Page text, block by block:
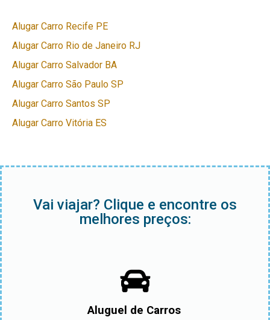
Alugar Carro Recife PE
Alugar Carro Rio de Janeiro RJ
Alugar Carro Salvador BA
Alugar Carro São Paulo SP
Alugar Carro Santos SP
Alugar Carro Vitória ES
Vai viajar? Clique e encontre os
melhores preços:
Aluguel de Carros